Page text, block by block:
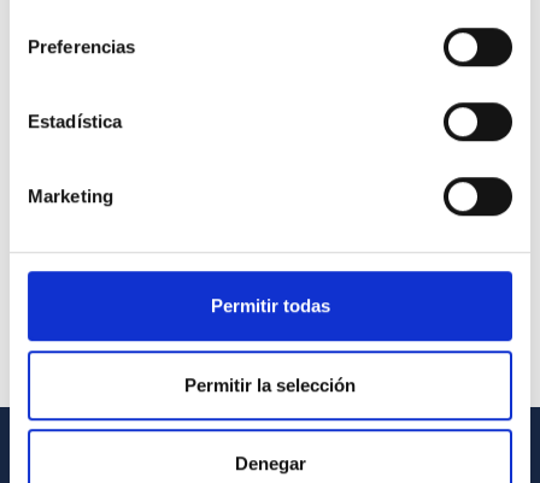
Preferencias
Estadística
Marketing
Permitir todas
Permitir la selección
Denegar